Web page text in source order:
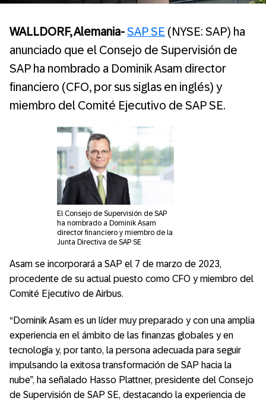
WALLDORF, Alemania-SAP SE (NYSE: SAP) ha
anunciado que el Consejo de Supervisión de
SAP ha nombrado a Dominik Asam director
financiero (CFO, por sus siglas en inglés) y
miembro del Comité Ejecutivo de SAP SE.
El Consejo de Supervisión de SAP
ha nombrado a Dominik Asam
director financiero y miembro de la
Junta Directiva de SAP SE
Asam se incorporará a SAP el 7 de marzo de 2023,
procedente de su actual puesto como CFO y miembro del
Comité Ejecutivo de Airbus.
“Dominik Asam es un líder muy preparado y con una amplia
experiencia en el ámbito de las finanzas globales y en
tecnología y, por tanto, la persona adecuada para seguir
impulsando la exitosa transformación de SAP hacia la
nube”, ha señalado Hasso Plattner, presidente del Consejo
de Supervisión de SAP SE, destacando la experiencia de